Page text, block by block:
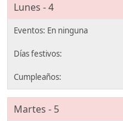
Lunes - 4
Martes - 5